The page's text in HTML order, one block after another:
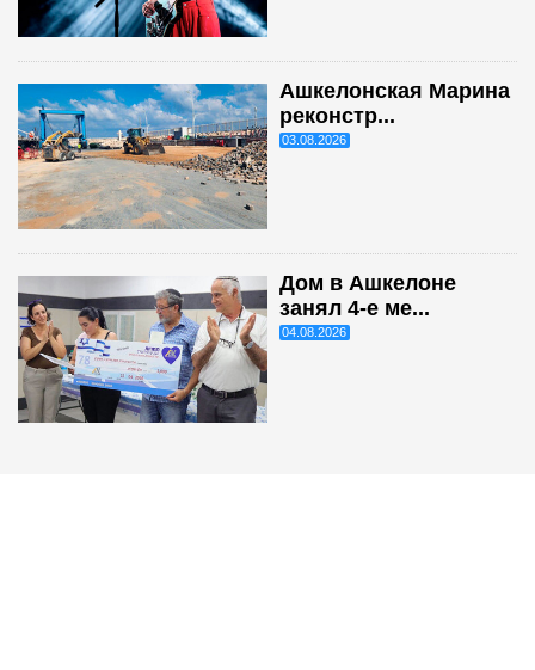
Ашкелонская Марина
реконстр...
03.08.2026
Дом в Ашкелоне
занял 4-е ме...
04.08.2026